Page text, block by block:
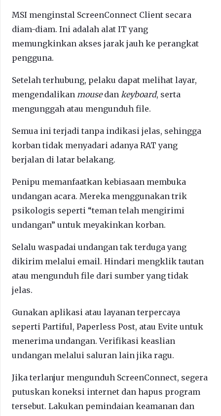
MSI menginstal ScreenConnect Client secara
diam-diam. Ini adalah alat IT yang
memungkinkan akses jarak jauh ke perangkat
pengguna.
Setelah terhubung, pelaku dapat melihat layar,
mengendalikan mousedan keyboard, serta
mengunggah atau mengunduh file.
Semua ini terjadi tanpa indikasi jelas, sehingga
korban tidak menyadari adanya RAT yang
berjalan di latar belakang.
Penipu memanfaatkan kebiasaan membuka
undangan acara. Mereka menggunakan trik
psikologis seperti “teman telah mengirimi
undangan” untuk meyakinkan korban.
Selalu waspadai undangan tak terduga yang
dikirim melalui email. Hindari mengklik tautan
atau mengunduh file dari sumber yang tidak
jelas.
Gunakan aplikasi atau layanan terpercaya
seperti Partiful, Paperless Post, atau Evite untuk
menerima undangan. Verifikasi keaslian
undangan melalui saluran lain jika ragu.
Jika terlanjur mengunduh ScreenConnect, segera
putuskan koneksi internet dan hapus program
tersebut. Lakukan pemindaian keamanan dan